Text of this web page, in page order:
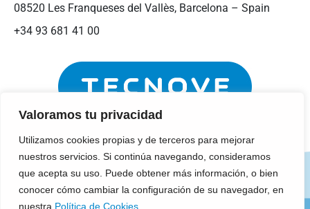
Valoramos tu privacidad
Utilizamos cookies propias y de terceros para mejorar
nuestros servicios. Si continúa navegando, consideramos
que acepta su uso. Puede obtener más información, o bien
conocer cómo cambiar la configuración de su navegador, en
nuestra Política de Cookies
08520 Les Franqueses del Vallès, Barcelona – Spain
+34 93 681 41 00
Política de Cookies
Política de Privacidad Compliance & RSC